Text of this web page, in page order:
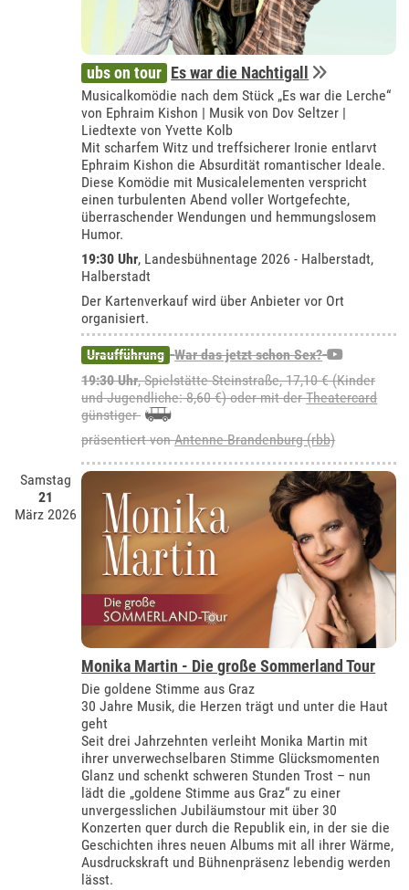
ubs on tour Es war die Nachtigall
Musicalkomödie nach dem Stück „Es war die Lerche“
von Ephraim Kishon | Musik von Dov Seltzer |
Liedtexte von Yvette Kolb
Mit scharfem Witz und treffsicherer Ironie entlarvt
Ephraim Kishon die Absurdität romantischer Ideale.
Diese Komödie mit Musicalelementen verspricht
einen turbulenten Abend voller Wortgefechte,
überraschender Wendungen und hemmungslosem
Humor.
19:30 Uhr, Landesbühnentage 2026 - Halberstadt,
Halberstadt
Der Kartenverkauf wird über Anbieter vor Ort
organisiert.
Uraufführung War das jetzt schon Sex?
19:30 Uhr, Spielstätte Steinstraße, 17,10 € (Kinder
und Jugendliche: 8,60 €) oder mit derTheatercard
günstiger
präsentiert vonAntenne Brandenburg (rbb)
Samstag
21
März 2026
Monika Martin - Die große Sommerland Tour
Die goldene Stimme aus Graz
30 Jahre Musik, die Herzen trägt und unter die Haut
geht
Seit drei Jahrzehnten verleiht Monika Martin mit
ihrer unverwechselbaren Stimme Glücksmomenten
Glanz und schenkt schweren Stunden Trost – nun
lädt die „goldene Stimme aus Graz“ zu einer
unvergesslichen Jubiläumstour mit über 30
Konzerten quer durch die Republik ein, in der sie die
Geschichten ihres neuen Albums mit all ihrer Wärme,
Ausdruckskraft und Bühnenpräsenz lebendig werden
lässt.